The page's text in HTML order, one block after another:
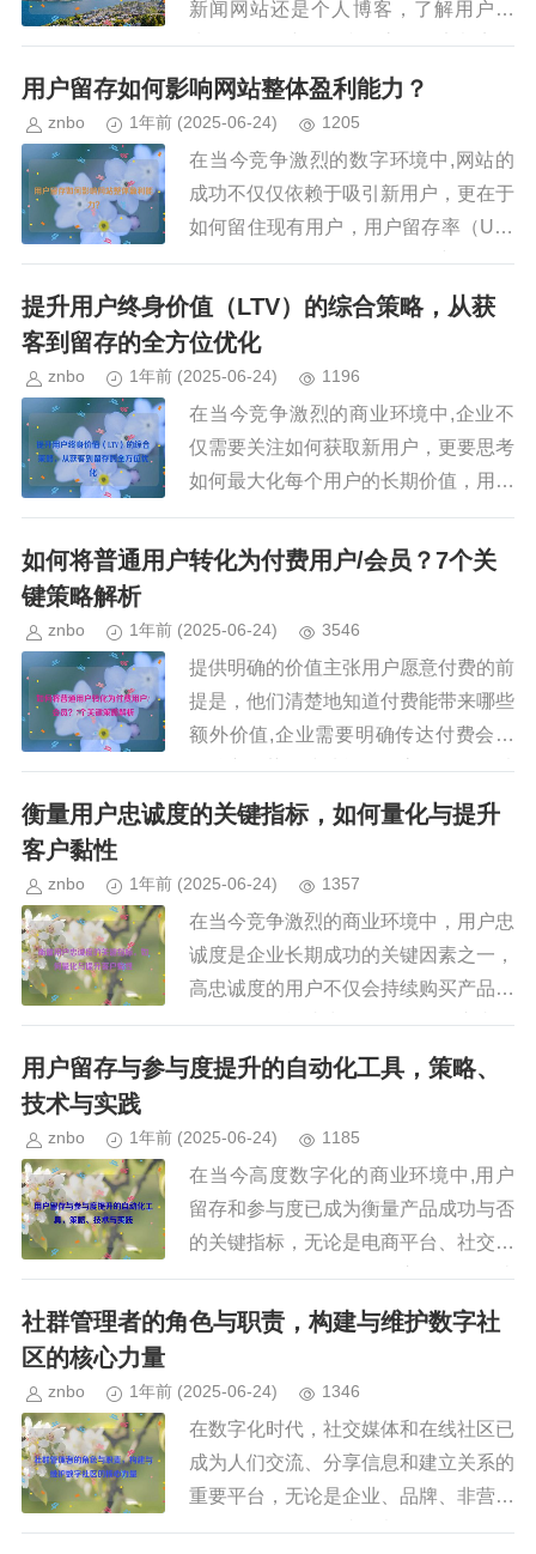
新闻网站还是个人博客，了解用户行
为、优化用户体验和提高转化率都离不
开数据分析，网站数据分析帮助运营
用户留存如何影响网站整体盈利能力？
znbo 1年前 (2025-06-24) 1205
在当今竞争激烈的数字环境中,网站的
成功不仅仅依赖于吸引新用户，更在于
如何留住现有用户，用户留存率（Use
r Retention Rate）是衡量用户在一段
时间内持续使用网站或服务的重要指
标，它直接影响...
提升用户终身价值（LTV）的综合策略，从获
客到留存的全方位优化
znbo 1年前 (2025-06-24) 1196
在当今竞争激烈的商业环境中,企业不
仅需要关注如何获取新用户，更要思考
如何最大化每个用户的长期价值，用户
终身价值（Lifetime Value, LTV）是衡
量一个客户在其整个生命周期内为企业
如何将普通用户转化为付费用户/会员？7个关
键策略解析
znbo 1年前 (2025-06-24) 3546
提供明确的价值主张用户愿意付费的前
提是，他们清楚地知道付费能带来哪些
额外价值,企业需要明确传达付费会员
的核心优势，或功能：如高级课程、独
家报告、无广告体验等，更高的便利
衡量用户忠诚度的关键指标，如何量化与提升
客户黏性
znbo 1年前 (2025-06-24) 1357
在当今竞争激烈的商业环境中，用户忠
诚度是企业长期成功的关键因素之一，
高忠诚度的用户不仅会持续购买产品或
服务，还可能成为品牌的积极推广者，
为企业带来更多潜在客户，如何准确衡
用户留存与参与度提升的自动化工具，策略、
技术与实践
znbo 1年前 (2025-06-24) 1185
在当今高度数字化的商业环境中,用户
留存和参与度已成为衡量产品成功与否
的关键指标，无论是电商平台、社交媒
体、SaaS 服务还是移动应用，如何让
用户持续活跃并保持忠诚度，是企业面
社群管理者的角色与职责，构建与维护数字社
区的核心力量
znbo 1年前 (2025-06-24) 1346
在数字化时代，社交媒体和在线社区已
成为人们交流、分享信息和建立关系的
重要平台，无论是企业、品牌、非营利
组织还是个人创作者，都需要一个活跃